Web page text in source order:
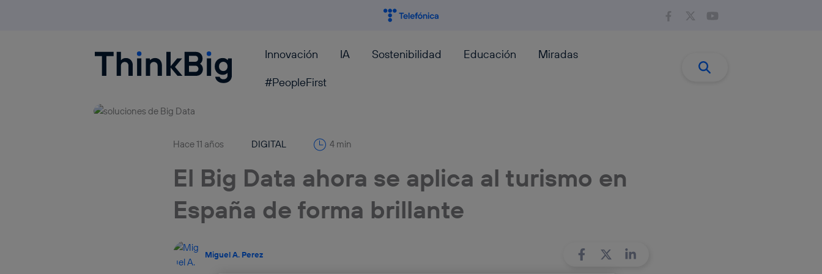
Blogthinkbig.com Innovación IA Sostenibilidad Educación
Miradas
#PeopleFirst
Buscar
Hace 11 años DIGITAL 4 min
El Big Data ahora se aplica al turismo en
España de forma brillante
Miguel A. Perez